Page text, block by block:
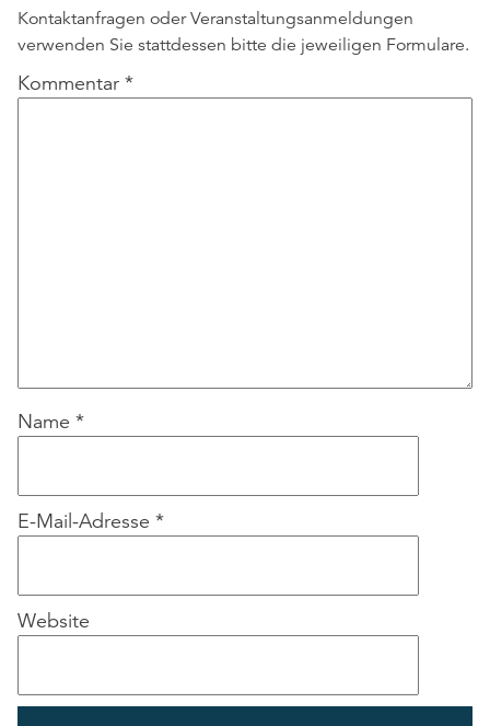
Kontaktanfragen oder Veranstaltungsanmeldungen
verwenden Sie stattdessen bitte die jeweiligen Formulare.
Kommentar *
Name *
E-Mail-Adresse *
Website